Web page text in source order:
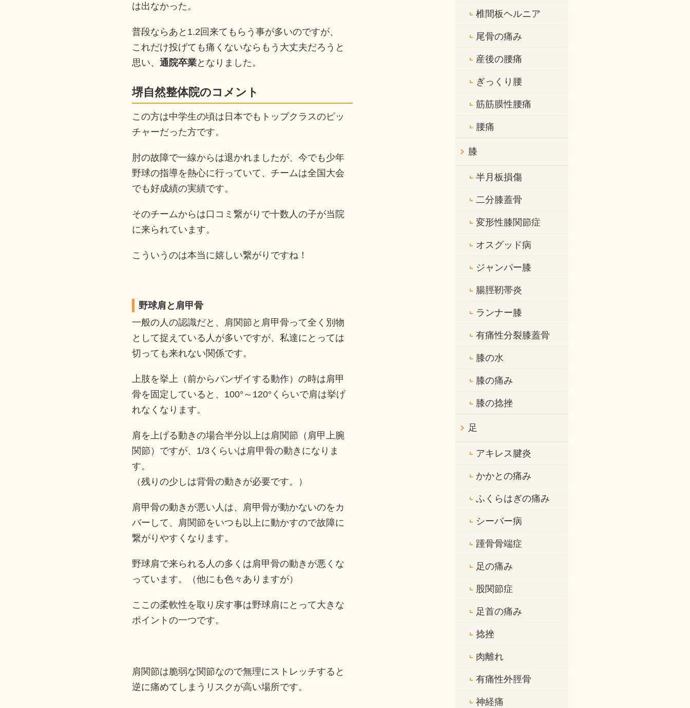
は出なかった。
普段ならあと1.2回来てもらう事が多いのですが、
これだけ投げても痛くないならもう大丈夫だろうと
思い、 通院卒業となりました。
堺自然整体院のコメント
この方は中学生の頃は日本でもトップクラスのピッ
チャーだった方です。
肘の故障で一線からは退かれましたが、今でも少年
野球の指導を熱心に行っていて、チームは全国大会
でも好成績の実績です。
そのチームからは口コミ繋がりで十数人の子が当院
に来られています。
こういうのは本当に嬉しい繋がりですね！
野球肩と肩甲骨
一般の人の認識だと、肩関節と肩甲骨って全く別物
として捉えている人が多いですが、私達にとっては
切っても来れない関係です。
上肢を挙上（前からバンザイする動作）の時は肩甲
骨を固定していると、100°～120°くらいで肩は挙げ
れなくなります。
肩を上げる動きの場合半分以上は肩関節（肩甲上腕
関節）ですが、1/3くらいは肩甲骨の動きになりま
す。
（残りの少しは背骨の動きが必要です。）
肩甲骨の動きが悪い人は、肩甲骨が動かないのをカ
バーして、肩関節をいつも以上に動かすので故障に
繋がりやすくなります。
野球肩で来られる人の多くは肩甲骨の動きが悪くな
っています。（他にも色々ありますが）
ここの柔軟性を取り戻す事は野球肩にとって大きな
ポイントの一つです。
肩関節は脆弱な関節なので無理にストレッチすると
逆に痛めてしまうリスクが高い場所です。
椎間板ヘルニア
尾骨の痛み
産後の腰痛
ぎっくり腰
筋筋膜性腰痛
腰痛
膝
半月板損傷
二分膝蓋骨
変形性膝関節症
オスグッド病
ジャンパー膝
腸脛靭帯炎
ランナー膝
有痛性分裂膝蓋骨
膝の水
膝の痛み
膝の捻挫
足
アキレス腱炎
かかとの痛み
ふくらはぎの痛み
シーバー病
踵骨骨端症
足の痛み
股関節症
足首の痛み
捻挫
肉離れ
有痛性外脛骨
神経痛